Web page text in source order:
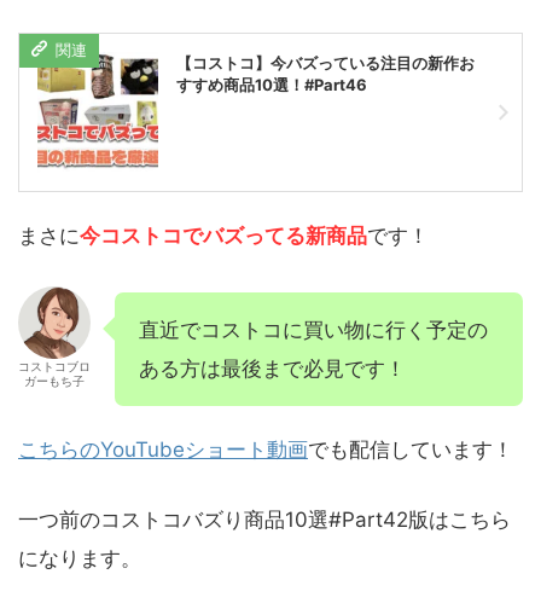
【コストコ】今バズっている注目の新作お
すすめ商品10選！#Part46
まさに今コストコでバズってる新商品です！
コストコブロ
ガーもち子
直近でコストコに買い物に行く予定の
ある方は最後まで必見です！
こちらのYouTubeショート動画でも配信しています！
一つ前のコストコバズり商品10選#Part42版はこちら
になります。